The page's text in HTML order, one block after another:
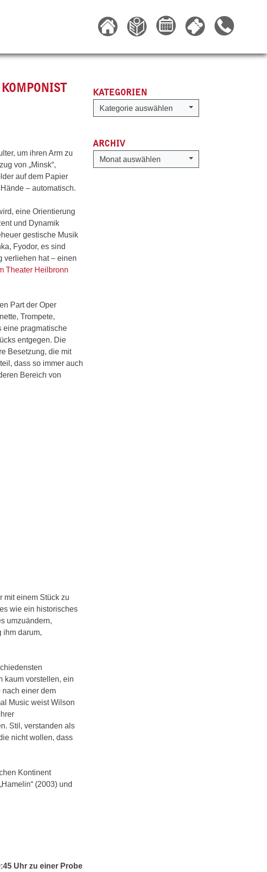
um ihren Arm zu
von „Minsk“,
auf dem Papier
– automatisch.
eine Orientierung
und Dynamik
gestische Musik
Fyodor, es sind
verliehen hat – einen
Theater Heilbronn
Part der Oper
Trompete,
eine pragmatische
entgegen. Die
Besetzung, die mit
dass so immer auch
Bereich von
mit einem Stück zu
wie ein historisches
umzuändern,
ihm darum,
kaum vorstellen, ein
nach einer dem
Music weist Wilson
Stil, verstanden als
nicht wollen, dass
Kontinent
(2003) und
Uhr zu einer Probe
KATEGORIEN
Kategorien
Kategorie auswählen
ARCHIV
Archiv
Monat auswählen